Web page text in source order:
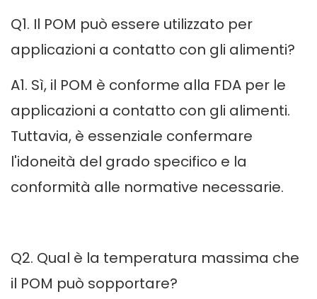
Q1. Il POM può essere utilizzato per
applicazioni a contatto con gli alimenti?
A1. Sì, il POM è conforme alla FDA per le
applicazioni a contatto con gli alimenti.
Tuttavia, è essenziale confermare
l'idoneità del grado specifico e la
conformità alle normative necessarie.
Q2. Qual è la temperatura massima che
il POM può sopportare?